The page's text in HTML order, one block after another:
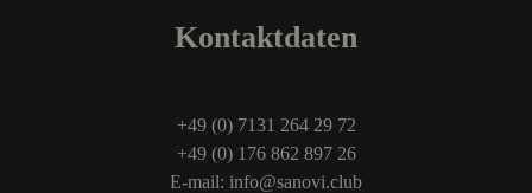
Kontaktdaten
+49 (0) 7131 264 29 72
+49 (0) 176 862 897 26
E-mail: info@sanovi.club